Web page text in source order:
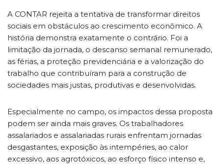
A CONTAR rejeita a tentativa de transformar direitos
sociais em obstáculos ao crescimento econômico. A
história demonstra exatamente o contrário. Foi a
limitação da jornada, o descanso semanal remunerado,
as férias, a proteção previdenciária e a valorização do
trabalho que contribuíram para a construção de
sociedades mais justas, produtivas e desenvolvidas.
Especialmente no campo, os impactos dessa proposta
podem ser ainda mais graves. Os trabalhadores
assalariados e assalariadas rurais enfrentam jornadas
desgastantes, exposição às intempéries, ao calor
excessivo, aos agrotóxicos, ao esforço físico intenso e,